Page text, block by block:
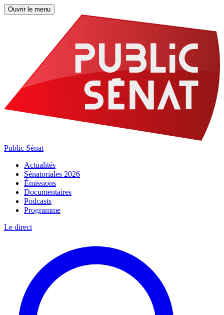
Ouvrir le menu
Public Sénat
Actualités
Sénatoriales 2026
Émissions
Documentaires
Podcasts
Programme
Le direct